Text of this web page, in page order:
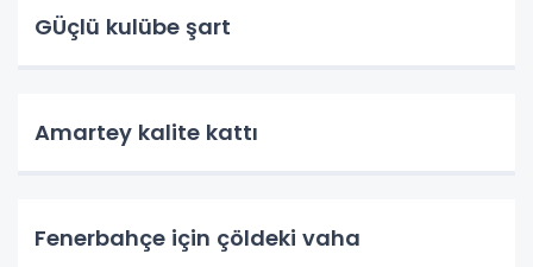
GÜçlü kulübe şart
Amartey kalite kattı
Fenerbahçe için çöldeki vaha